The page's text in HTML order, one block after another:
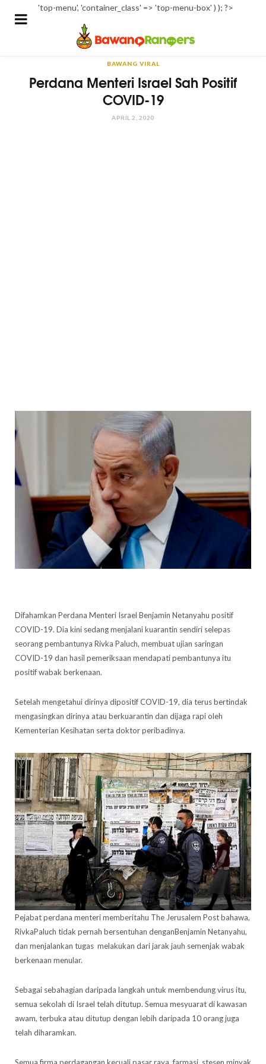
'top-menu', 'container_class' => 'top-menu-box' ) ); ?>
BAWANG VIRAL
Perdana Menteri Israel Sah Positif
COVID-19
APRIL 2, 2020
Difahamkan Perdana Menteri Israel Benjamin Netanyahu positif
COVID-19. Dia kini sedang menjalani kuarantin sendiri selepas
seorang pembantunya Rivka Paluch, membuat ujian saringan
COVID-19 dan hasil pemeriksaan mendapati pembantunya itu
positif wabak berkenaan.
Setelah mengetahui dirinya dipositif COVID-19, dia terus bertindak
mengasingkan dirinya atau berkuarantin dan dijaga rapi oleh
Kementerian Kesihatan serta doktor peribadinya.
Pejabat perdana menteri memberitahu The Jerusalem Post bahawa,
RivkaPaluch tidak pernah bersentuhan denganBenjamin Netanyahu,
dan menjalankan tugas melakukan dari jarak jauh semenjak wabak
berkenaan menular.
Sebagai sebahagian daripada langkah untuk membendung virus itu,
semua sekolah di Israel telah ditutup. Semua mesyuarat di kawasan
awam, terbuka atau ditutup dengan lebih daripada 10 orang juga
telah diharamkan.